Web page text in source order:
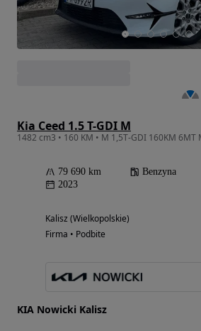
Kia Ceed 1.5 T-GDI M
79 690 km Benzyna
2023
Kalisz (Wielkopolskie)
Firma • Podbite
KIA Nowicki Kalisz